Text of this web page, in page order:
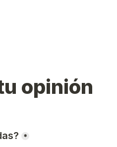
opinión
*